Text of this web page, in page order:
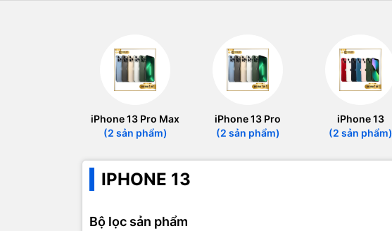
iPhone 13 Pro Max
(2 sản phẩm)
iPhone 13 Pro
(2 sản phẩm)
iPhone 13
(2 sản phẩm)
IPHONE 13
Bộ lọc sản phẩm